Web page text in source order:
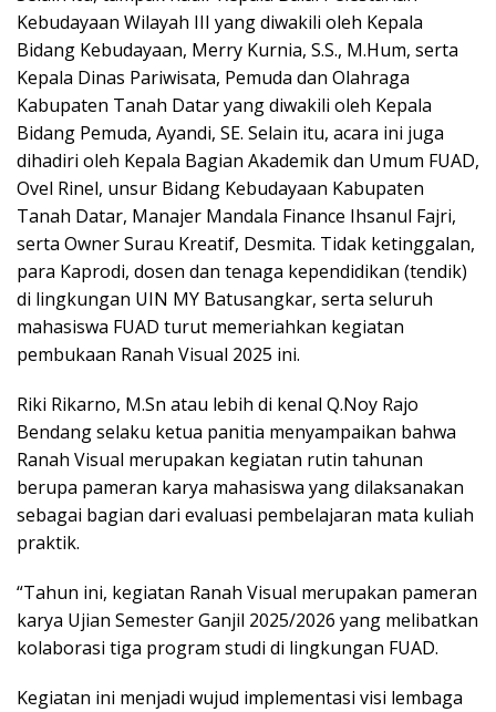
Kebudayaan Wilayah III yang diwakili oleh Kepala
Bidang Kebudayaan, Merry Kurnia, S.S., M.Hum, serta
Kepala Dinas Pariwisata, Pemuda dan Olahraga
Kabupaten Tanah Datar yang diwakili oleh Kepala
Bidang Pemuda, Ayandi, SE. Selain itu, acara ini juga
dihadiri oleh Kepala Bagian Akademik dan Umum FUAD,
Ovel Rinel, unsur Bidang Kebudayaan Kabupaten
Tanah Datar, Manajer Mandala Finance Ihsanul Fajri,
serta Owner Surau Kreatif, Desmita. Tidak ketinggalan,
para Kaprodi, dosen dan tenaga kependidikan (tendik)
di lingkungan UIN MY Batusangkar, serta seluruh
mahasiswa FUAD turut memeriahkan kegiatan
pembukaan Ranah Visual 2025 ini.
Riki Rikarno, M.Sn atau lebih di kenal Q.Noy Rajo
Bendang selaku ketua panitia menyampaikan bahwa
Ranah Visual merupakan kegiatan rutin tahunan
berupa pameran karya mahasiswa yang dilaksanakan
sebagai bagian dari evaluasi pembelajaran mata kuliah
praktik.
“Tahun ini, kegiatan Ranah Visual merupakan pameran
karya Ujian Semester Ganjil 2025/2026 yang melibatkan
kolaborasi tiga program studi di lingkungan FUAD.
Kegiatan ini menjadi wujud implementasi visi lembaga